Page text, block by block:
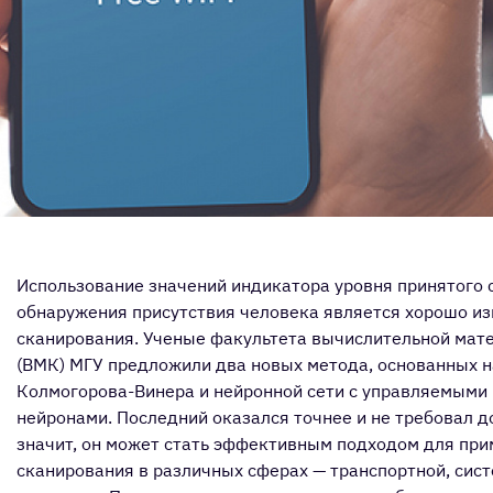
Использование значений индикатора уровня принятого
обнаружения присутствия человека является хорошо
сканирования. Ученые факультета вычислительной
(ВМК) МГУ предложили два новых метода, основанных
Колмогорова-Винера и нейронной сети с
нейронами. Последний оказался точнее и не требовал
значит, он может стать эффективным подходом для
сканирования в различных сферах — транспортной,